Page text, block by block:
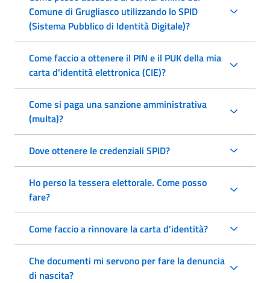
Comune di Grugliasco utilizzando lo SPID
(Sistema Pubblico di Identità Digitale)?
Come faccio a ottenere il PIN e il PUK della mia
carta d'identità elettronica (CIE)?
Come si paga una sanzione amministrativa
(multa)?
Dove ottenere le credenziali SPID?
Ho perso la tessera elettorale. Come posso
fare?
Come faccio a rinnovare la carta d'identità?
Che documenti mi servono per fare la denuncia
di nascita?